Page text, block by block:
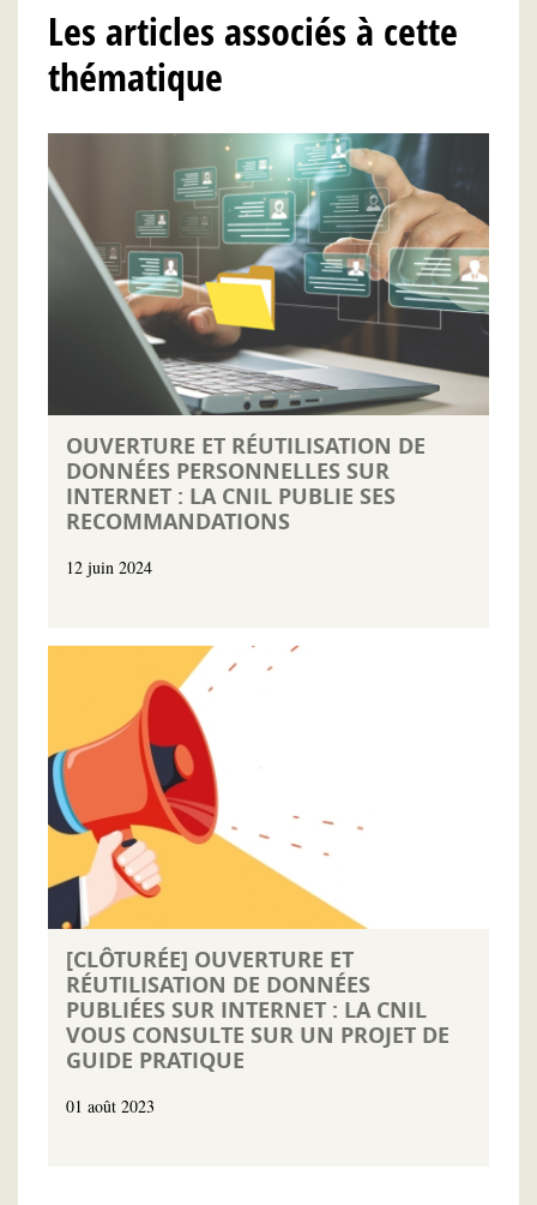
Les articles associés à cette
thématique
OUVERTURE ET RÉUTILISATION DE
DONNÉES PERSONNELLES SUR
INTERNET : LA CNIL PUBLIE SES
RECOMMANDATIONS
12 juin 2024
[CLÔTURÉE] OUVERTURE ET
RÉUTILISATION DE DONNÉES
PUBLIÉES SUR INTERNET : LA CNIL
VOUS CONSULTE SUR UN PROJET DE
GUIDE PRATIQUE
01 août 2023